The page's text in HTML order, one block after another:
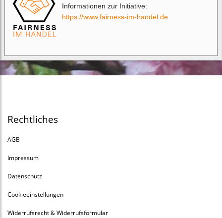
Informationen zur Initiative:
https://www.fairness-im-handel.de
Rechtliches
AGB
Impressum
Datenschutz
Cookieeinstellungen
Widerrufsrecht & Widerrufsformular